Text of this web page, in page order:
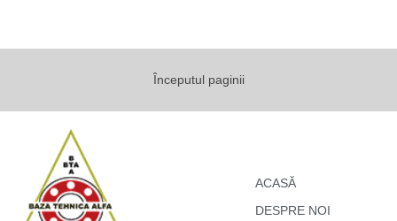
Începutul paginii
ACASĂ
DESPRE NOI